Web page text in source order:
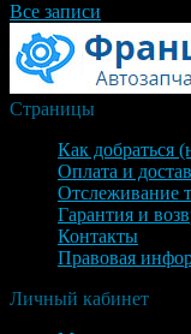
Все записи
Страницы
Как добраться
Оплата и
Отслеживание
Гарантия и
Контакты
Правовая
Личный кабинет